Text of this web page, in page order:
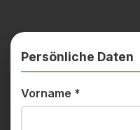
Persönliche Daten
Vorname *